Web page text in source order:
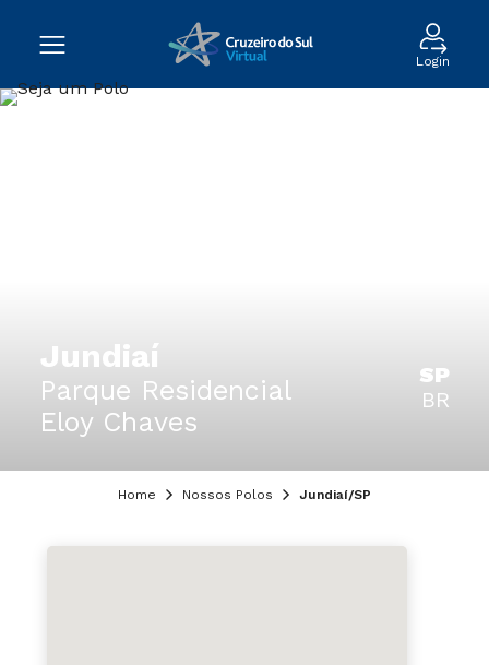
Login
Jundiaí
Parque Residencial
Eloy Chaves
SP
BR
Home Nossos Polos Jundiaí/SP